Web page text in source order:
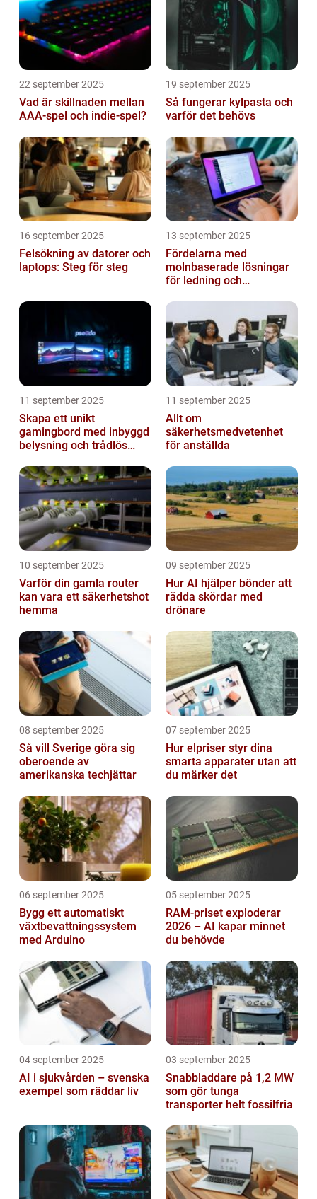
22 september 2025
Vad är skillnaden mellan
AAA-spel och indie-spel?
19 september 2025
Så fungerar kylpasta och
varför det behövs
16 september 2025
Felsökning av datorer och
laptops: Steg för steg
13 september 2025
Fördelarna med
molnbaserade lösningar
för ledning och
11 september 2025
Skapa ett unikt
gamingbord med inbyggd
belysning och trådlös
11 september 2025
Allt om
säkerhetsmedvetenhet
för anställda
10 september 2025
Varför din gamla router
kan vara ett säkerhetshot
hemma
09 september 2025
Hur AI hjälper bönder att
rädda skördar med
drönare
08 september 2025
Så vill Sverige göra sig
oberoende av
amerikanska techjättar
07 september 2025
Hur elpriser styr dina
smarta apparater utan att
du märker det
06 september 2025
Bygg ett automatiskt
växtbevattningssystem
med Arduino
05 september 2025
RAM-priset exploderar
2026 – AI kapar minnet
du behövde
04 september 2025
AI i sjukvården – svenska
exempel som räddar liv
03 september 2025
Snabbladdare på 1,2 MW
som gör tunga
transporter helt fossilfria